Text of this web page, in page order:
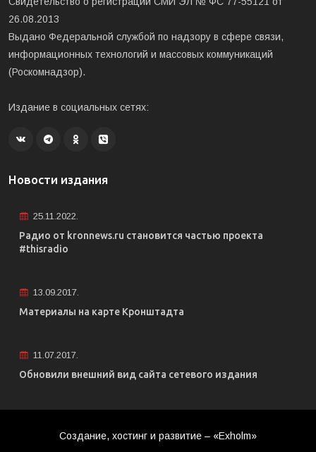
26.08.2013
Выдано Федеральной службой по надзору в сфере связи,
информационных технологий и массовых коммуникаций
(Роскомнадзор).
Издание в социальных сетях:
Новости издания
25.11.2022.
Радио от kronnews.ru становится частью проекта
#thisradio
13.09.2017.
Материалы на карте Кронштадта
11.07.2017.
Обновили внешний вид сайта сетевого издания
Создание, хостинг и развитие – «Exholm»